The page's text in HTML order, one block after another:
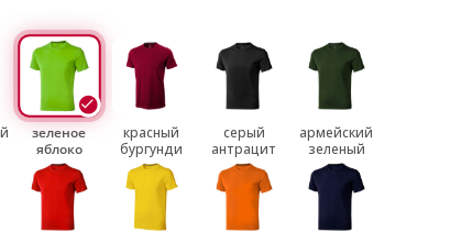
зеленое
яблоко
красный
бургунди
серый
антрацит
армейский
зеленый